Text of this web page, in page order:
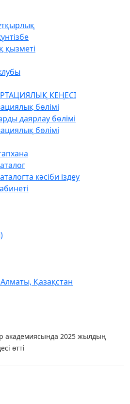
қызметі
КЕҢЕСІ
бөлімі
даярлау бөлімі
бөлімі
кәсіби іздеу
Қазақстан
академиясында 2025 жылдың
өтті